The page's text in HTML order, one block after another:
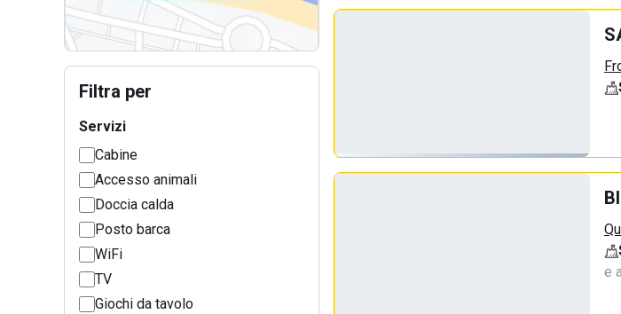
Filtra per
Servizi
Cabine
Accesso animali
Doccia calda
Posto barca
WiFi
TV
Giochi da tavolo
e